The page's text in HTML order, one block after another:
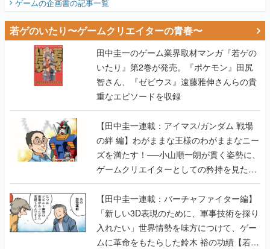
ゲームの企画書の記事一覧
若ゲのいたり〜ゲームクリエイターの青春〜
田中圭一のゲーム業界取材マンガ『若ゲの
いたり』第2巻が発売。『ポケモン』田尻
智さん、『ゼビウス』遠藤雅伸さんらの貴
重なエピソードを収録
【田中圭一連載：アイマス/ガンダム 戦場
の絆 編】わがままな王様のわがままなニー
ズを満たす！──小山順一朗が貫く姿勢に、
ゲームクリエイターとしての矜持を見た
【若ゲのいたり最終回】
【田中圭一連載：バーチャファイター編】
「新しい3D表現のために、軍事技術を採り
入れたい」世界情勢を味方につけて、ゲー
ムに革命をもたらした鈴木 裕の功績【若ゲ